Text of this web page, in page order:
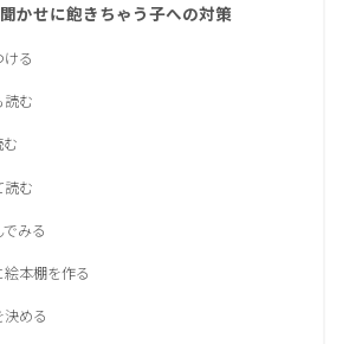
かせに飽きちゃう子への対策
る
読む
読む
みる
本棚を作る
める